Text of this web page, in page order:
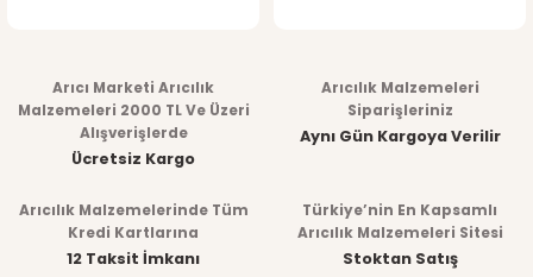
Arıcı Marketi Arıcılık
Malzemeleri 2000 TL Ve Üzeri
Alışverişlerde
Ücretsiz Kargo
Arıcılık Malzemeleri
Siparişleriniz
Aynı Gün Kargoya Verilir
Arıcılık Malzemelerinde Tüm
Kredi Kartlarına
12 Taksit İmkanı
Türkiye’nin En Kapsamlı
Arıcılık Malzemeleri Sitesi
Stoktan Satış